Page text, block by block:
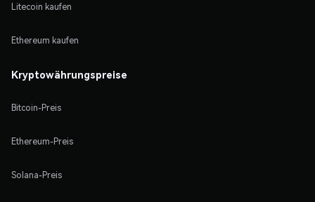
Litecoin kaufen
Ethereum kaufen
Kryptowährungspreise
Bitcoin-Preis
Ethereum-Preis
Solana-Preis